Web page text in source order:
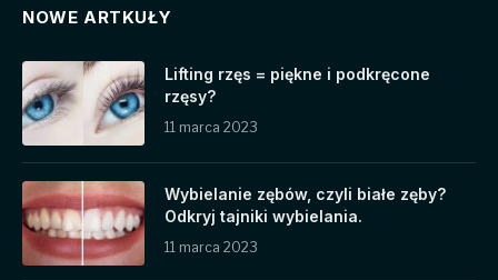
NOWE ARTKUŁY
Lifting rzęs = piękne i podkręcone
rzęsy?
11 marca 2023
Wybielanie zębów, czyli białe zęby?
Odkryj tajniki wybielania.
11 marca 2023